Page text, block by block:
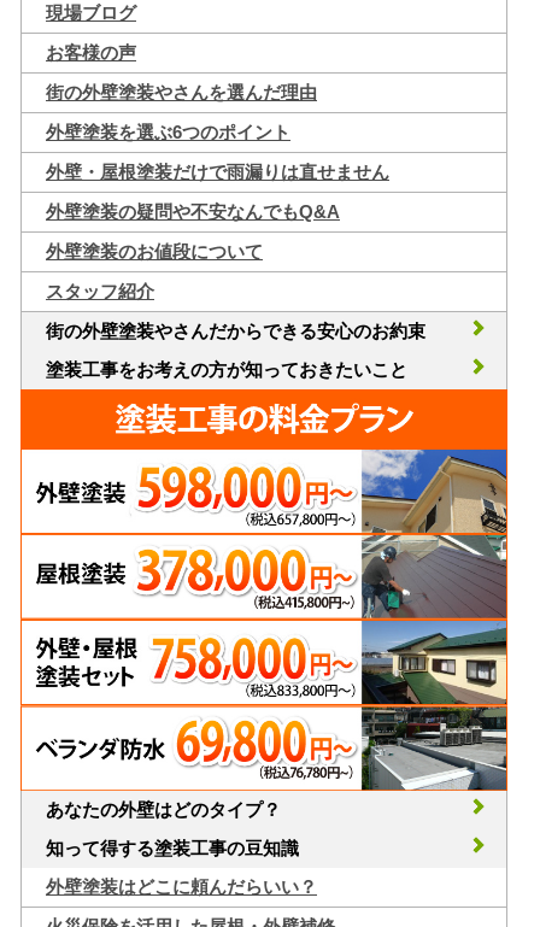
現場ブログ
お客様の声
街の外壁塗装やさんを選んだ理由
外壁塗装を選ぶ6つのポイント
外壁・屋根塗装だけで雨漏りは直せません
外壁塗装の疑問や不安なんでもQ&A
外壁塗装のお値段について
スタッフ紹介
街の外壁塗装やさんだからできる安心のお約束
塗装工事をお考えの方が知っておきたいこと
あなたの外壁はどのタイプ？
知って得する塗装工事の豆知識
外壁塗装はどこに頼んだらいい？